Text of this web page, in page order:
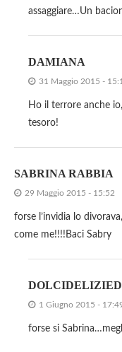
assaggiare…Un
DAMIANA
31 Maggio 2015 -
Ho il terrore anche
tesoro!
SABRINA RABBIA
29 Maggio 2015 - 15:52
forse l’invidia lo
come me!!!!Baci Sabry
1 Giugno 2015 -
forse si